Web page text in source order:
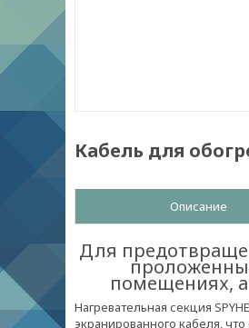
Кабель для
Описание
Для
помещениях,
Нагревательная секция
экранированного кабеля,